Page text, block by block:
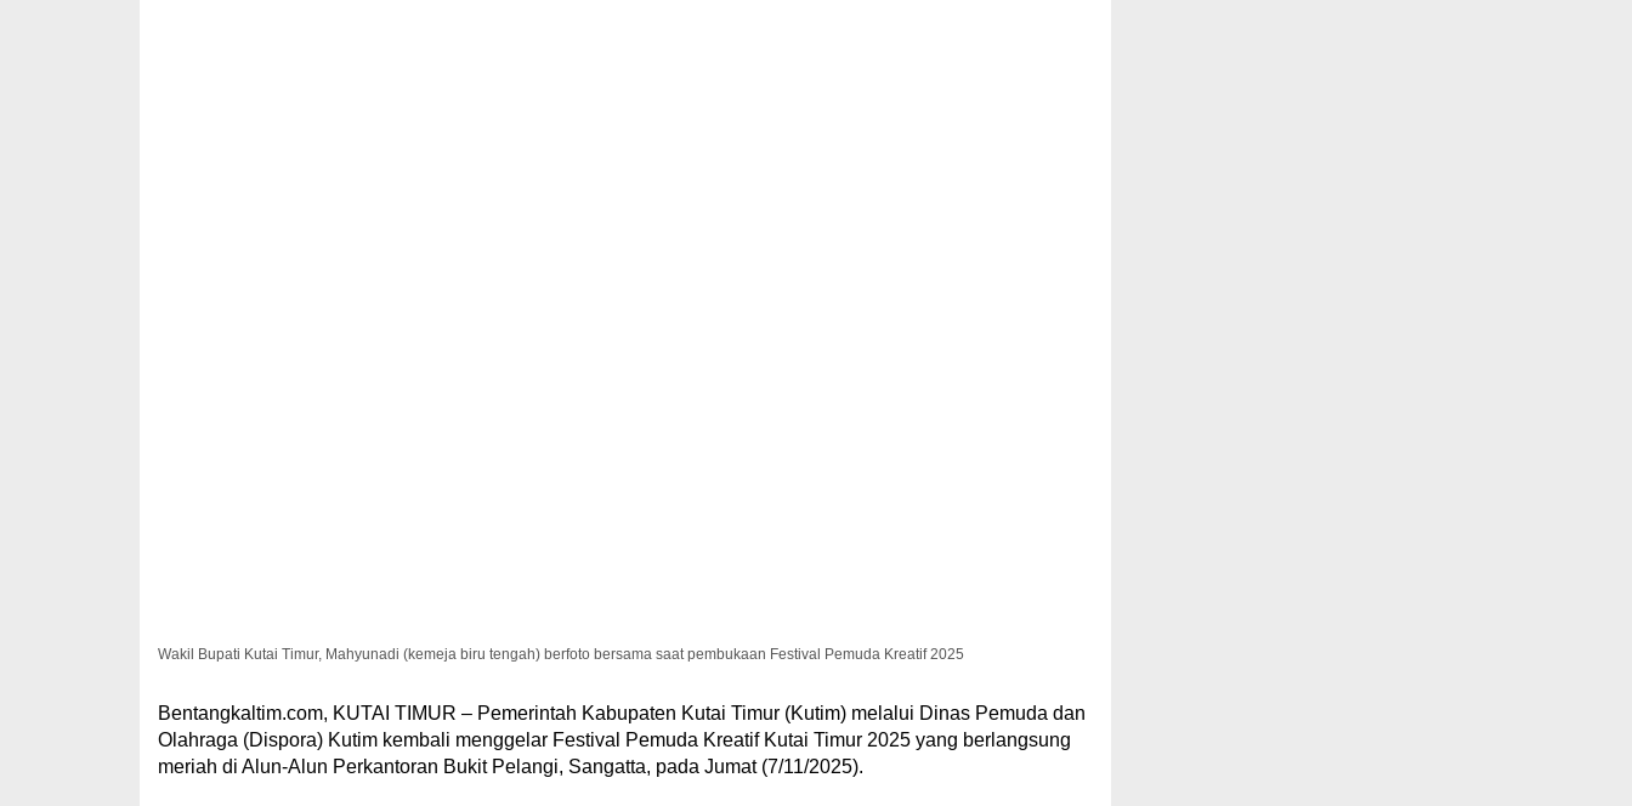
Wakil Bupati Kutai Timur, Mahyunadi (kemeja biru tengah) berfoto bersama saat pembukaan Festival Pemuda Kreatif 2025
Bentangkaltim.com, KUTAI TIMUR – Pemerintah Kabupaten Kutai Timur (Kutim) melalui Dinas Pemuda dan
Olahraga (Dispora) Kutim kembali menggelar Festival Pemuda Kreatif Kutai Timur 2025 yang berlangsung
meriah di Alun-Alun Perkantoran Bukit Pelangi, Sangatta, pada Jumat (7/11/2025).